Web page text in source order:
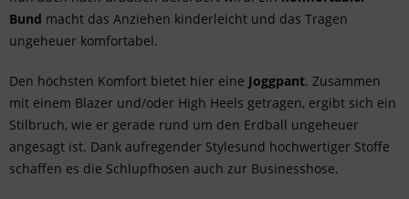
Bund macht das Anziehen kinderleicht und das Tragen
ungeheuer komfortabel.
Den höchsten Komfort bietet hier eine Joggpant. Zusammen
mit einem Blazer und/oder High Heels getragen, ergibt sich ein
Stilbruch, wie er gerade rund um den Erdball ungeheuer
angesagt ist. Dank aufregender Stylesund hochwertiger Stoffe
schaffen es die Schlupfhosen auch zur Businesshose.